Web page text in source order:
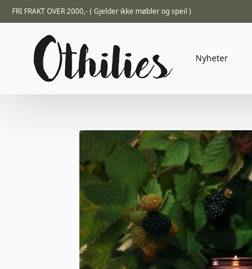
FRI FRAKT OVER 2000,- ( Gjelder ikke møbler og speil )
Nyheter